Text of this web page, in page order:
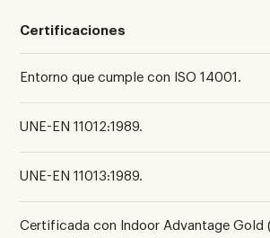
Certificaciones
Entorno que cumple con ISO 14001.
UNE-EN 11012:1989.
UNE-EN 11013:1989.
Certificada con Indoor Advantage Gold